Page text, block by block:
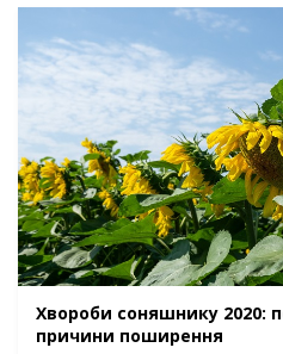
Хвороби соняшнику 2020:
причини поширення